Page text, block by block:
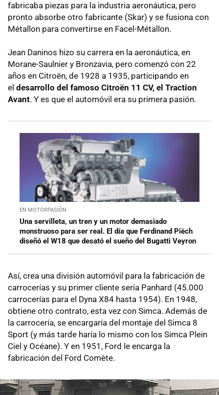
fabricaba piezas para la industria aeronáutica, pero
pronto absorbe otro fabricante (Skar) y se fusiona con
Métallon para convertirse en Facel-Métallon.
Jean Daninos hizo su carrera en la aeronáutica, en
Morane-Saulnier y Bronzavia, pero comenzó con 22
años en Citroën, de 1928 a 1935, participando en
el desarrollo del famoso Citroën 11 CV, el Traction
Avant. Y es que el automóvil era su primera pasión.
EN MOTORPASIÓN
Una servilleta, un tren y un motor demasiado
monstruoso para ser real. El día que Ferdinand Piëch
diseñó el W18 que desató el sueño del Bugatti Veyron
Así, crea una división automóvil para la fabricación de
carrocerías y su primer cliente sería Panhard (45.000
carrocerías para el Dyna X84 hasta 1954). En 1948,
obtiene otro contrato, esta vez con Simca. Además de
la carrocería, se encargaría del montaje del Simca 8
Sport (y más tarde haría lo mismo con los Simca Plein
Ciel y Océane). Y en 1951, Ford le encarga la
fabricación del Ford Comète.